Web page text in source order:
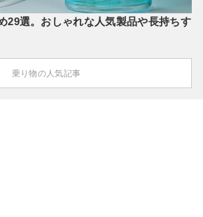
29選。おしゃれな人気製品や長持ちす
乗り物の人気記事